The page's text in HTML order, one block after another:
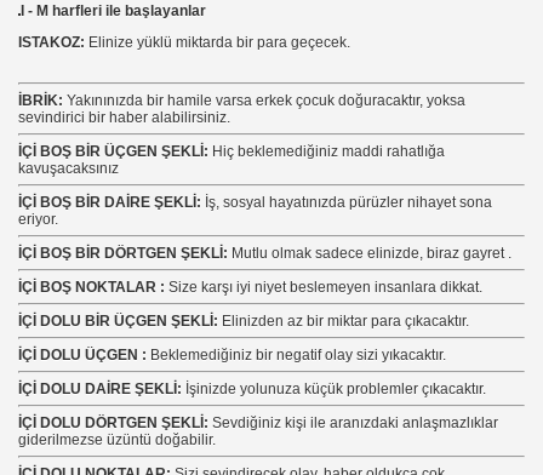
I - M harfleri ile başlayanlar
ISTAKOZ: Elinize yüklü miktarda bir para geçecek.
İBRİK: Yakınınızda bir hamile varsa erkek çocuk doğuracaktır, yoksa
sevindirici bir haber alabilirsiniz.
İÇİ BOŞ BİR ÜÇGEN ŞEKLİ: Hiç beklemediğiniz maddi rahatlığa
kavuşacaksınız
İÇİ BOŞ BİR DAİRE ŞEKLİ: İş, sosyal hayatınızda pürüzler nihayet sona
eriyor.
İÇİ BOŞ BİR DÖRTGEN ŞEKLİ: Mutlu olmak sadece elinizde, biraz gayret .
İÇİ BOŞ NOKTALAR : Size karşı iyi niyet beslemeyen insanlara dikkat.
İÇİ DOLU BİR ÜÇGEN ŞEKLİ: Elinizden az bir miktar para çıkacaktır.
İÇİ DOLU ÜÇGEN : Beklemediğiniz bir negatif olay sizi yıkacaktır.
İÇİ DOLU DAİRE ŞEKLİ: İşinizde yolunuza küçük problemler çıkacaktır.
İÇİ DOLU DÖRTGEN ŞEKLİ: Sevdiğiniz kişi ile aranızdaki anlaşmazlıklar
giderilmezse üzüntü doğabilir.